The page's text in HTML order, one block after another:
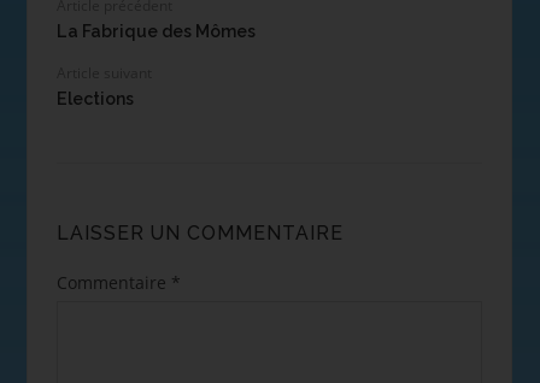
La Fabrique des Mômes
Elections
LAISSER UN COMMENTAIRE
Commentaire *